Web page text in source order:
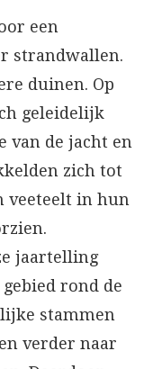
een
strandwallen.
duinen. Op
geleidelijk
van de jacht en
zich tot
veeteelt in hun
jaartelling
rond de
stammen
verder naar